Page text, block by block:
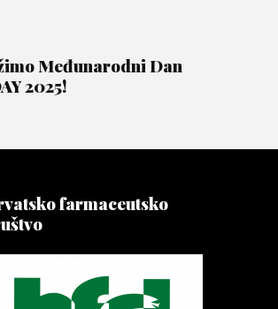
Međunarodni Dan
2025!
farmaceutsko